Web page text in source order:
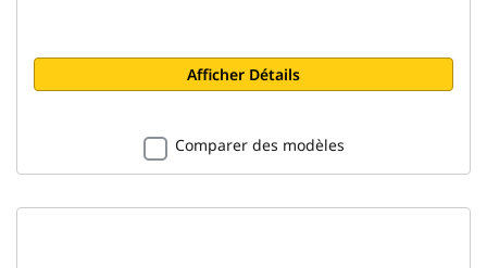
Afficher Détails
Comparer des modèles